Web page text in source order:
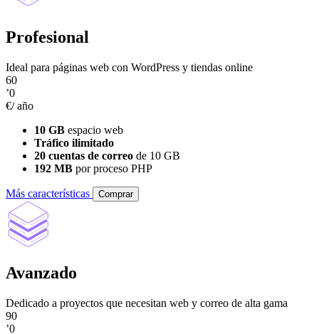
Profesional
Ideal para páginas web con WordPress y tiendas online
60
’0
€/ año
10 GB espacio web
Tráfico ilimitado
20 cuentas de correo de 10 GB
192 MB por proceso PHP
Más características Comprar
Avanzado
Dedicado a proyectos que necesitan web y correo de alta gama
90
’0